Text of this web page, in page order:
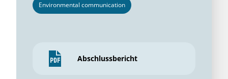
Environmental communication
Abschlussbericht